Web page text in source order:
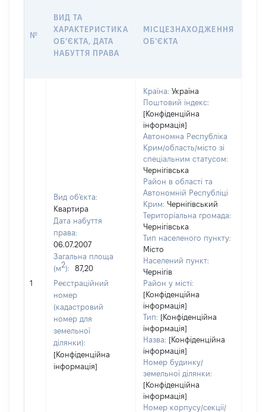
№
ВИД ТА
ХАРАКТЕРИСТИКА
ОБʼЄКТА, ДАТА
НАБУТТЯ ПРАВА
МІСЦЕЗНАХОДЖЕННЯ
ОБʼЄКТА
1
Вид об'єкта:
Квартира
Дата набуття
права:
06.07.2007
Загальна площа
(м2):
87,20
Реєстраційний
номер
(кадастровий
номер для
земельної
ділянки):
[Конфіденційна
інформація]
Країна: Україна
Поштовий індекс:
[Конфіденційна
інформація]
Автономна Республіка
Крим/область/місто зі
спеціальним статусом:
Чернігівська
Район в області та
Автономній Республіці
Крим: Чернігівський
Територіальна громада:
Чернігівська
Тип населеного пункту:
Місто
Населений пункт:
Чернігів
Район у місті:
[Конфіденційна
інформація]
Тип: [Конфіденційна
інформація]
Назва: [Конфіденційна
інформація]
Номер будинку/
земельної ділянки:
[Конфіденційна
інформація]
Номер корпусу/секції/